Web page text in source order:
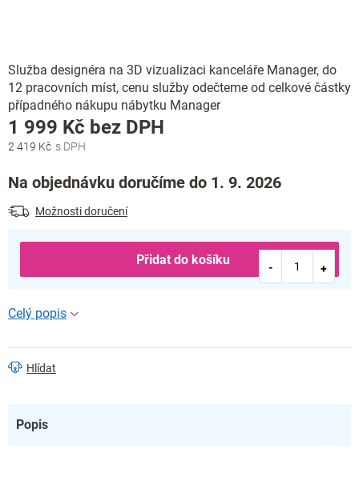
Služba designéra na 3D vizualizaci kanceláře Manager, do
12 pracovních míst, cenu služby odečteme od celkové částky
případného nákupu nábytku Manager
2 419 Kč
1 999 Kč bez DPH
Na objednávku doručíme do 1. 9. 2026
Možnosti doručení
Přidat do košíku
Hlídat
Popis